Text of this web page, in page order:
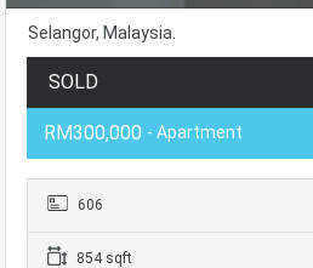
Selangor, Malaysia.
SOLD
RM300,000 - Apartment
606
854 sqft